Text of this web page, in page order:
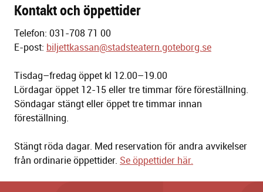
Kontakt och öppettider
Telefon: 031-708 71 00
E-post: biljettkassan@stadsteatern.goteborg.se
Tisdag–fredag öppet kl 12.00–19.00
Lördagar öppet 12-15 eller tre timmar före föreställning.
Söndagar stängt eller öppet tre timmar innan
föreställning.
Stängt röda dagar. Med reservation för andra avvikelser
från ordinarie öppettider. Se öppettider här.